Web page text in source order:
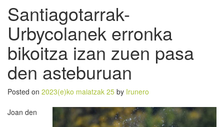
Santiagotarrak-
Urbycolanek erronka
bikoitza izan zuen pasa
den asteburuan
Posted on 2023(e)ko maiatzak 25 by Irunero
Joan den